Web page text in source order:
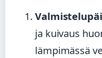
ja kuivaus
lämpimässä